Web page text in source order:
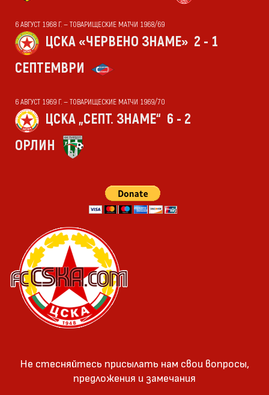
6 АВГУСТ 1968 Г. — ТОВАРИЩЕСКИЕ МАТЧИ 1968/69
ЦСКА «ЧЕРВЕНО ЗНАМЕ» 2 - 1
СЕПТЕМВРИ
6 АВГУСТ 1969 Г. — ТОВАРИЩЕСКИЕ МАТЧИ 1969/70
ЦСКА „СЕПТ. ЗНАМЕ“ 6 - 2
ОРЛИН
Не стесняйтесь присылать нам свои вопросы,
предложения и замечания